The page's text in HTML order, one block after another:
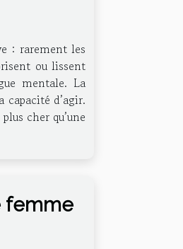
: rarement les
ou lissent
mentale. La
d’agir.
cher qu’une
femme